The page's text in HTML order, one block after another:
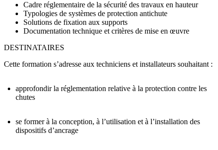
Cadre réglementaire de la sécurité des travaux en hauteur
Typologies de systèmes de protection antichute
Solutions de fixation aux supports
Documentation technique et critères de mise en œuvre
DESTINATAIRES
Cette formation s’adresse aux techniciens et installateurs souhaitant :
approfondir la réglementation relative à la protection contre les
chutes
se former à la conception, à l’utilisation et à l’installation des
dispositifs d’ancrage